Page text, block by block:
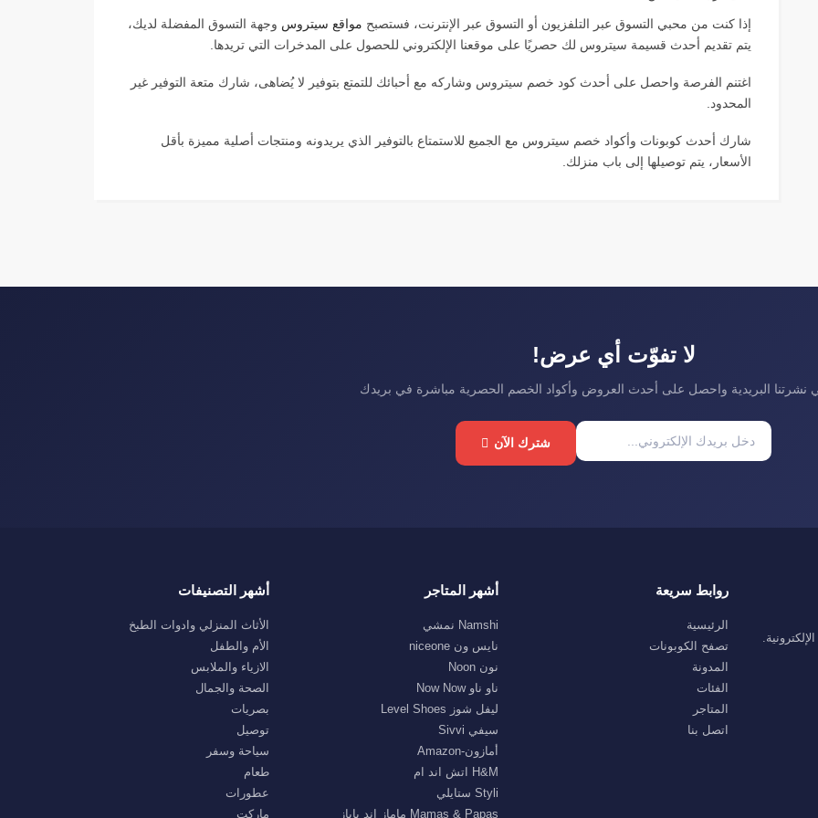
إذا كنت من محبي التسوق عبر التلفزيون أو التسوق عبر الإنترنت، فستصبح مواقع سيتروس وجهة التسوق المفضلة لديك،
يتم تقديم أحدث قسيمة سيتروس لك حصريًا على موقعنا الإلكتروني للحصول على المدخرات التي تريدها.
اغتنم الفرصة واحصل على أحدث كود خصم سيتروس وشاركه مع أحبائك للتمتع بتوفير لا يُضاهى، شارك متعة التوفير غير
المحدود.
شارك أحدث كوبونات وأكواد خصم سيتروس مع الجميع للاستمتاع بالتوفير الذي يريدونه ومنتجات أصلية مميزة بأقل
الأسعار، يتم توصيلها إلى باب منزلك.
لا تفوّت أي عرض!
نشرتنا البريدية واحصل على أحدث العروض وأكواد الخصم الحصرية مباشرة في بريدك
شترك الآن
روابط سريعة
الرئيسية
تصفح الكوبونات
المدونة
الفئات
المتاجر
اتصل بنا
أشهر المتاجر
Namshi نمشي
نايس ون niceone
نون Noon
ناو ناو Now Now
ليفل شوز Level Shoes
سيفي Sivvi
أمازون-Amazon
H&M اتش اند ام
Styli ستايلي
Mamas & Papas ماماز اند باباز
أشهر التصنيفات
الأثاث المنزلي وادوات الطبخ
الأم والطفل
الازياء والملابس
الصحة والجمال
بصريات
توصيل
سياحة وسفر
طعام
عطورات
ماركت